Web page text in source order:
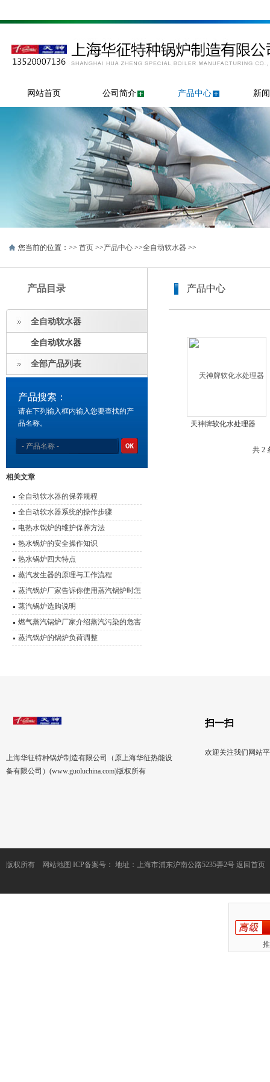
网站首页 公司简介 产品中心 新
您当前的位置：>> 首页 >>产品中心 >>全自动软水器 >>
产品目录
全自动软水器
全自动软水器
全部产品列表
产品搜索：
请在下列输入框内输入您要查找的产
品名称。
相关文章
全自动软水器的保养规程
全自动软水器系统的操作步骤
电热水锅炉的维护保养方法
热水锅炉的安全操作知识
热水锅炉四大特点
蒸汽发生器的原理与工作流程
蒸汽锅炉厂家告诉你使用蒸汽锅炉时怎
么节省煤质燃料？
蒸汽锅炉选购说明
燃气蒸汽锅炉厂家介绍蒸汽污染的危害
蒸汽锅炉的锅炉负荷调整
产品中心
天神牌软化水处理器
共 2
上海华征特种锅炉制造有限公司（原上海华征热能设
备有限公司）(www.guoluchina.com)版权所有
扫一扫
欢迎关注我们网站
版权所有 网站地图 ICP备案号： 地址：上海市浦东沪南公路5235弄2号 返回首页